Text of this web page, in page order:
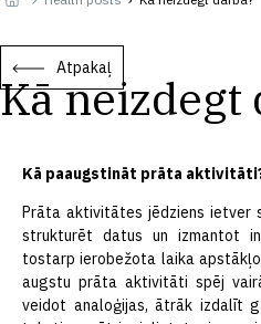
Atpakaļ
Kā neizdegt
Kā paaugstināt prāta
Prāta aktivitātes jēdziens ietver
strukturēt datus un izmantot
tostarp ierobežota laika
augstu prāta aktivitāti spēj
veidot analoģijas, ātrāk izdalīt